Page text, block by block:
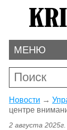
МЕНЮ
Новости →
центре
2 августа